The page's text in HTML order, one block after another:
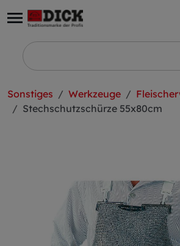
Sonstiges Werkzeuge
Stechschutzschürze 55x80cm